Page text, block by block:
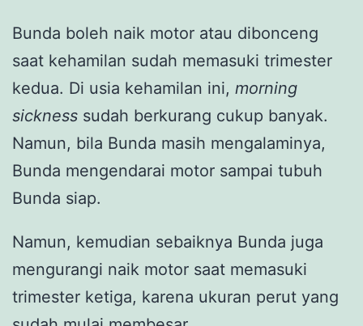
Bunda boleh naik motor atau dibonceng
saat kehamilan sudah memasuki trimester
kedua. Di usia kehamilan ini, morning
sickness sudah berkurang cukup banyak.
Namun, bila Bunda masih mengalaminya,
Bunda mengendarai motor sampai tubuh
Bunda siap.
Namun, kemudian sebaiknya Bunda juga
mengurangi naik motor saat memasuki
trimester ketiga, karena ukuran perut yang